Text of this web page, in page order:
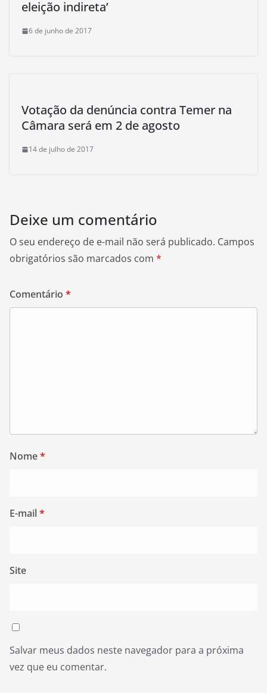
eleição indireta’
6 de junho de 2017
Votação da denúncia contra Temer na
Câmara será em 2 de agosto
14 de julho de 2017
Deixe um comentário
O seu endereço de e-mail não será publicado. Campos
obrigatórios são marcados com *
Comentário *
Nome*
E-mail*
Site
Salvar meus dados neste navegador para a próxima
vez que eu comentar.